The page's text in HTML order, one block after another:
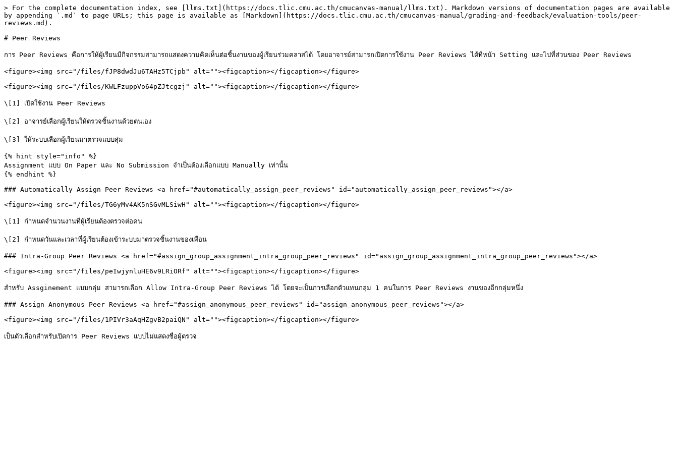
> For the complete documentation index, see [llms.txt](https://docs.tlic.cmu.ac.th/cmucanvas-manual/llms.txt). Markdown versions of documentation pages are available
by appending `.md` to page URLs; this page is available as [Markdown](https://docs.tlic.cmu.ac.th/cmucanvas-manual/grading-and-feedback/evaluation-tools/peer-
reviews.md).
# Peer Reviews
การ Peer Reviews คือการให้ผู้เรียนมีกิจกรรมสามารถแสดงความคิดเห็นต่อชิ้นงานของผู้เรียนร่วมคลาสได้ โดยอาจารย์สามารถเปิดการใช้งาน Peer Reviews ได้ที่หน้า Setting และไปที่ส่วนของ Peer Reviews
<figure><img src="/files/fJP8dwdJu6TAHz5TCjpb" alt=""><figcaption></figcaption></figure>
<figure><img src="/files/KWLFzuppVo64pZJtcgzj" alt=""><figcaption></figcaption></figure>
\[1] เปิดใช้งาน Peer Reviews
\[2] อาจารย์เลือกผู้เรียนให้ตรวจชิ้นงานด้วยตนเอง
\[3] ให้ระบบเลือกผู้เรียนมาตรวจแบบสุ่ม
{% hint style="info" %}
Assignment แบบ On Paper และ No Submission จำเป็นต้องเลือกแบบ Manually เท่านั้น
{% endhint %}
### Automatically Assign Peer Reviews <a href="#automatically_assign_peer_reviews" id="automatically_assign_peer_reviews"></a>
<figure><img src="/files/TG6yMv4AK5nSGvMLSiwH" alt=""><figcaption></figcaption></figure>
\[1] กำหนดจำนวนงานที่ผู้เรียนต้องตรวจต่อคน
\[2] กำหนดวันและเวลาที่ผู้เรียนต้องเข้าระบบมาตรวจชิ้นงานของเพื่อน
### Intra-Group Peer Reviews <a href="#assign_group_assignment_intra_group_peer_reviews" id="assign_group_assignment_intra_group_peer_reviews"></a>
<figure><img src="/files/peIwjynluHE6v9LRiORf" alt=""><figcaption></figcaption></figure>
สำหรับ Assginement แบบกลุ่ม สามารถเลือก Allow Intra-Group Peer Reviews ได้ โดยจะเป็นการเลือกตัวแทนกลุ่ม 1 คนในการ Peer Reviews งานของอีกกลุ่มหนึ่ง
### Assign Anonymous Peer Reviews <a href="#assign_anonymous_peer_reviews" id="assign_anonymous_peer_reviews"></a>
<figure><img src="/files/1PIVr3aAqHZgvB2paiQN" alt=""><figcaption></figcaption></figure>